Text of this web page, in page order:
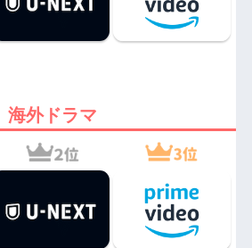
海外ドラマ